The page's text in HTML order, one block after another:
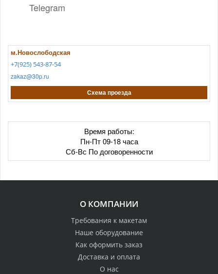
Telegram
м.Новослободская
+7(925) 543-87-54
zakaz@30p.ru
Схема проезда
Время работы:
Пн-Пт 09-18 часа
Сб-Вс По договоренности
О КОМПАНИИ
Требования к макетам
Наше оборудование
Как оформить заказ
Доставка и оплата
О нас